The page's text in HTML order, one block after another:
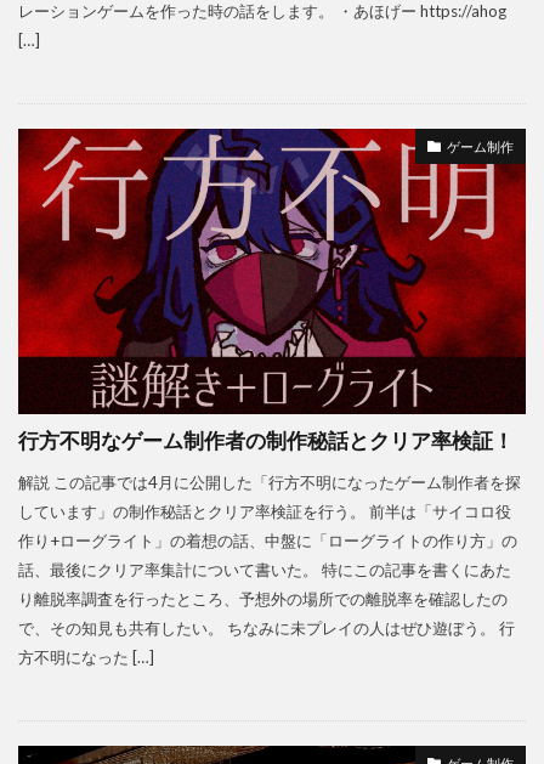
レーションゲームを作った時の話をします。 ・あほげー https://ahog
[…]
ゲーム制作
行方不明なゲーム制作者の制作秘話とクリア率検証！
解説 この記事では4月に公開した「行方不明になったゲーム制作者を探
しています」の制作秘話とクリア率検証を行う。 前半は「サイコロ役
作り+ローグライト」の着想の話、中盤に「ローグライトの作り方」の
話、最後にクリア率集計について書いた。 特にこの記事を書くにあた
り離脱率調査を行ったところ、予想外の場所での離脱率を確認したの
で、その知見も共有したい。 ちなみに未プレイの人はぜひ遊ぼう。 行
方不明になった […]